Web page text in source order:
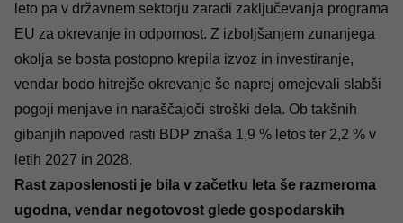
leto pa v državnem sektorju zaradi zaključevanja programa
EU za okrevanje in odpornost. Z izboljšanjem zunanjega
okolja se bosta postopno krepila izvoz in investiranje,
vendar bodo hitrejše okrevanje še naprej omejevali slabši
pogoji menjave in naraščajoči stroški dela. Ob takšnih
gibanjih napoved rasti BDP znaša 1,9 % letos ter 2,2 % v
letih 2027 in 2028.
Rast zaposlenosti je bila v začetku leta še razmeroma
ugodna, vendar negotovost glede gospodarskih